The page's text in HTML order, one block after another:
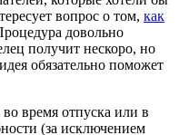
вопрос о том, как
довольно
получит нескоро, но
обязательно поможет
время отпуска или в
(за исключением